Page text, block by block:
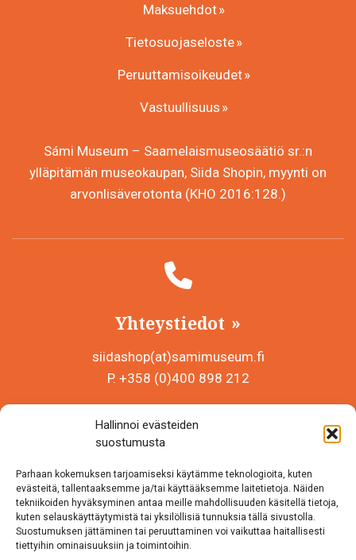
Hallinnoi evästeiden
suostumusta
Parhaan kokemuksen tarjoamiseksi käytämme teknologioita, kuten
evästeitä, tallentaaksemme ja/tai käyttääksemme laitetietoja. Näiden
tekniikoiden hyväksyminen antaa meille mahdollisuuden käsitellä tietoja,
kuten selauskäyttäytymistä tai yksilöllisiä tunnuksia tällä sivustolla.
Suostumuksen jättäminen tai peruuttaminen voi vaikuttaa haitallisesti
tiettyihin ominaisuuksiin ja toimintoihin.
Maksuehdot
Tietosuojaseloste
Peruuttamisoikeudet
Vastuullisuus
Sámi Museum – Saamelaismuseosäätiö sr.:n
ylläpitämän museokaupan, Siida Shopin, myynti on
arvonlisäverotonta (KHO 2016:128.)
Yhteystiedot
siidashop(at)samimuseum.fi
P. +358 (0)400 898 212
Y-tunnus 0625907-2
Inarintie 46
99870 Inari
Löydät meidät myös somesta!